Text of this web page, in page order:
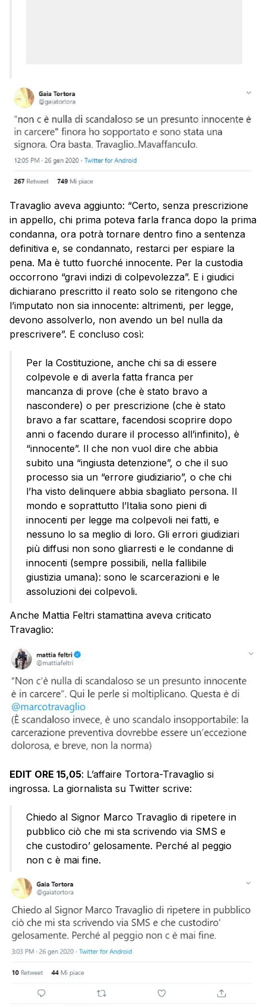
Travaglio aveva aggiunto: “Certo, senza prescrizione
in appello, chi prima poteva farla franca dopo la prima
condanna, ora potrà tornare dentro fino a sentenza
definitiva e, se condannato, restarci per espiare la
pena. Ma è tutto fuorché innocente. Per la custodia
occorrono “gravi indizi di colpevolezza”. E i giudici
dichiarano prescritto il reato solo se ritengono che
l’imputato non sia innocente: altrimenti, per legge,
devono assolverlo, non avendo un bel nulla da
prescrivere”. E concluso così:
Per la Costituzione, anche chi sa di essere
colpevole e di averla fatta franca per
mancanza di prove (che è stato bravo a
nascondere) o per prescrizione (che è stato
bravo a far scattare, facendosi scoprire dopo
anni o facendo durare il processo all’infinito), è
“innocente”. Il che non vuol dire che abbia
subito una “ingiusta detenzione”, o che il suo
processo sia un “errore giudiziario”, o che chi
l’ha visto delinquere abbia sbagliato persona. Il
mondo e soprattutto l’Italia sono pieni di
innocenti per legge ma colpevoli nei fatti, e
nessuno lo sa meglio di loro. Gli errori giudiziari
più diffusi non sono gliarresti e le condanne di
innocenti (sempre possibili, nella fallibile
giustizia umana): sono le scarcerazioni e le
assoluzioni dei colpevoli.
Anche Mattia Feltri stamattina aveva criticato
Travaglio:
EDIT ORE 15,05: L’affaire Tortora-Travaglio si
ingrossa. La giornalista su Twitter scrive:
Chiedo al Signor Marco Travaglio di ripetere in
pubblico ciò che mi sta scrivendo via SMS e
che custodiro’ gelosamente. Perché al peggio
non c è mai fine.